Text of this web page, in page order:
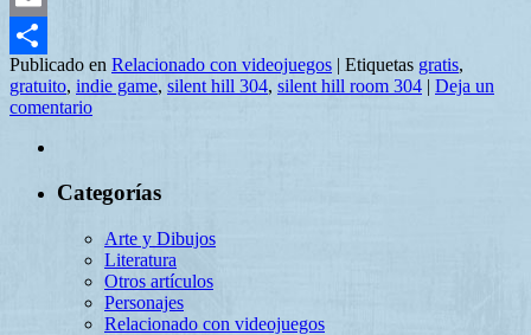
Email
Compartir
Publicado en Relacionado con videojuegos | Etiquetas gratis,
gratuito, indie game, silent hill 304, silent hill room 304 | Deja un
comentario
Categorías
Arte y Dibujos
Literatura
Otros artículos
Personajes
Relacionado con videojuegos